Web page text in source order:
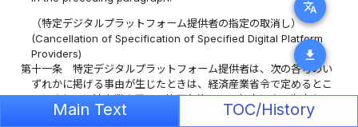
translate
download
（特定デジタルプラットフォーム提供者の指定の取消し）
(Cancellation of Specification of Specified Digital Platform
Providers)
第十一条
特定デジタルプラットフォーム提供者は、次の各号のい
ずれかに掲げる事由が生じたときは、経済産業省令で定めるとこ
ろにより、経済産業大臣に、第四条第一項の規定による指定を取
り消すべき旨の申出をすることができる。
Main Text TOC/History